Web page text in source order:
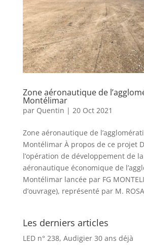
Zone aéronautique de
Montélimar
par Quentin | 20 Oct 2021
Zone aéronautique de
Montélimar À propos de ce projet
l’opération de développement de
aéronautique économique de
Montélimar lancée par FG
d’ouvrage), représenté par M.
Les derniers articles
LED n° 238, Audigier 30 ans déjà